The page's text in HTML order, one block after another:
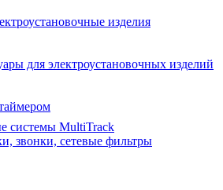
изделия
для электроустановочных изделий
системы MultiTrack
звонки, сетевые фильтры